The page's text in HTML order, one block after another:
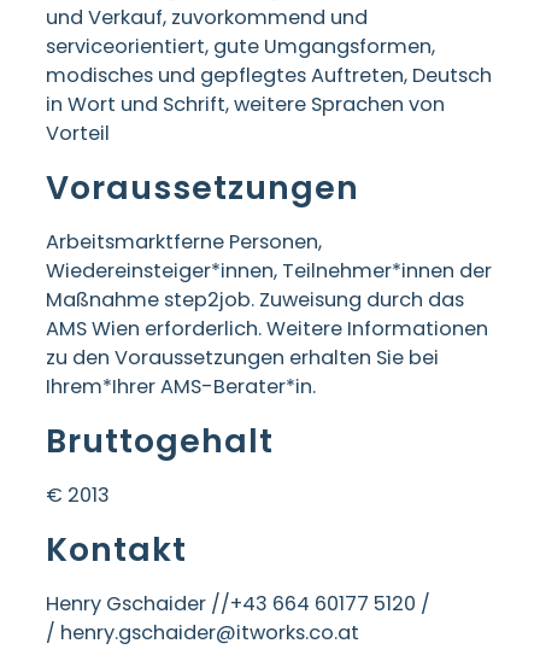
und Verkauf, zuvorkommend und
serviceorientiert, gute Umgangsformen,
modisches und gepflegtes Auftreten, Deutsch
in Wort und Schrift, weitere Sprachen von
Vorteil
Voraussetzungen
Arbeitsmarktferne Personen,
Wiedereinsteiger*innen, Teilnehmer*innen der
Maßnahme step2job. Zuweisung durch das
AMS Wien erforderlich. Weitere Informationen
zu den Voraussetzungen erhalten Sie bei
Ihrem*Ihrer AMS-Berater*in.
Bruttogehalt
€ 2013
Kontakt
Henry Gschaider //+43 664 60177 5120 /
/ henry.gschaider@itworks.co.at